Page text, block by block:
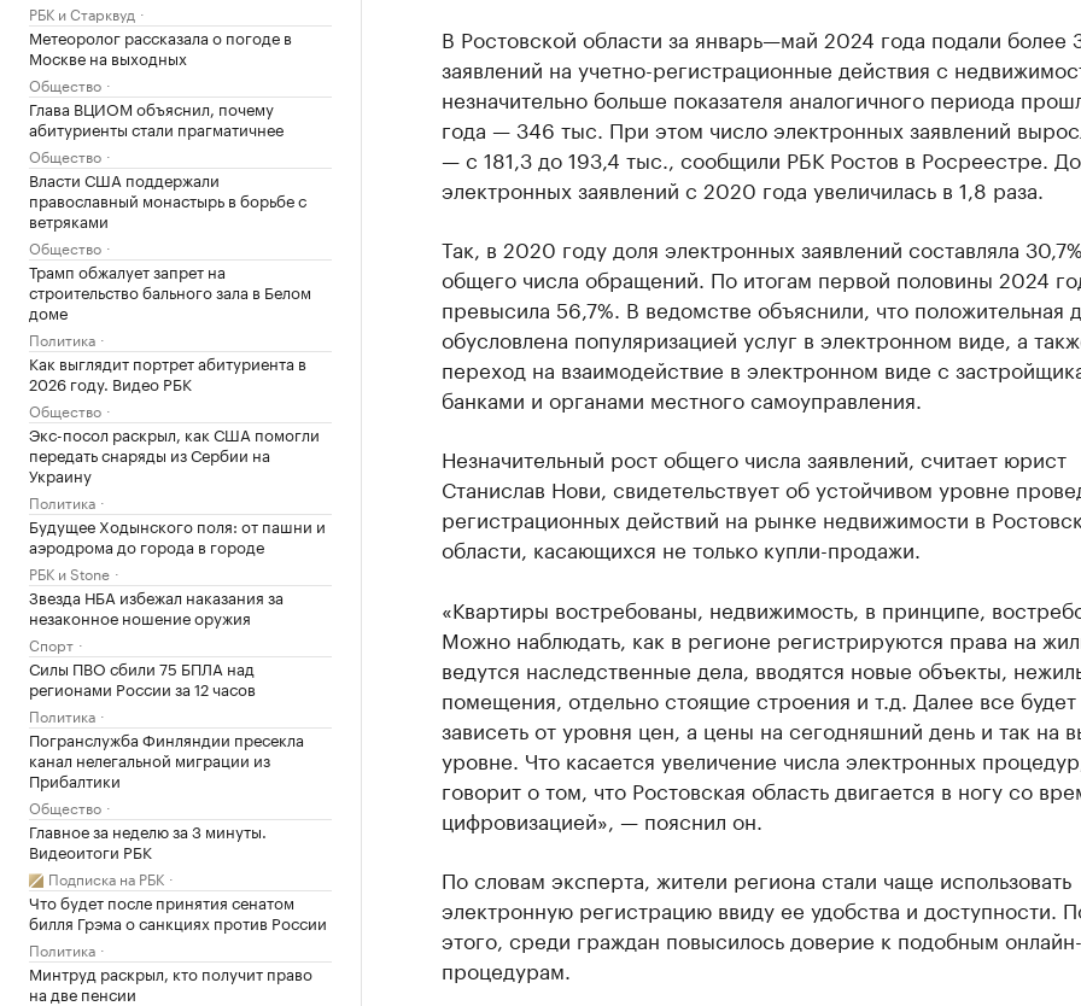
РБК и Старквуд
Метеоролог рассказала о погоде в
Москве на выходных
Общество
Глава ВЦИОМ объяснил, почему
абитуриенты стали прагматичнее
Общество
Власти США поддержали
православный монастырь в борьбе с
ветряками
Общество
Трамп обжалует запрет на
строительство бального зала в Белом
доме
Политика
Как выглядит портрет абитуриента в
2026 году. Видео РБК
Общество
Экс-посол раскрыл, как США помогли
передать снаряды из Сербии на
Украину
Политика
Будущее Ходынского поля: от пашни и
аэродрома до города в городе
РБК и Stone
Звезда НБА избежал наказания за
незаконное ношение оружия
Спорт
Силы ПВО сбили 75 БПЛА над
регионами России за 12 часов
Политика
Погранслужба Финляндии пресекла
канал нелегальной миграции из
Прибалтики
Общество
Главное за неделю за 3 минуты.
Видеоитоги РБК
Подписка на РБК
Что будет после принятия сенатом
билля Грэма о санкциях против России
Политика
Минтруд раскрыл, кто получит право
на две пенсии
В Ростовской области за январь—май 2024 года подали более
заявлений на учетно-регистрационные действия с
незначительно больше показателя аналогичного периода
года — 346 тыс. При этом число электронных заявлений
— с 181,3 до 193,4 тыс., сообщили РБК Ростов в Росреестре.
электронных заявлений с 2020 года увеличилась в 1,8 раза.
Так, в 2020 году доля электронных заявлений составляла
общего числа обращений. По итогам первой половины 2024
превысила 56,7%. В ведомстве объяснили, что положительная
обусловлена популяризацией услуг в электронном виде, а
переход на взаимодействие в электронном виде с
банками и органами местного самоуправления.
Незначительный рост общего числа заявлений, считает юрист
Станислав Нови, свидетельствует об устойчивом уровне
регистрационных действий на рынке недвижимости в
области, касающихся не только купли-продажи.
«Квартиры востребованы, недвижимость, в принципе,
Можно наблюдать, как в регионе регистрируются права на
ведутся наследственные дела, вводятся новые объекты,
помещения, отдельно стоящие строения и т.д. Далее все будет
зависеть от уровня цен, а цены на сегодняшний день и так на
уровне. Что касается увеличение числа электронных
говорит о том, что Ростовская область двигается в ногу со
цифровизацией», — пояснил он.
По словам эксперта, жители региона стали чаще использовать
электронную регистрацию ввиду ее удобства и доступности.
этого, среди граждан повысилось доверие к подобным онлайн-
процедурам.